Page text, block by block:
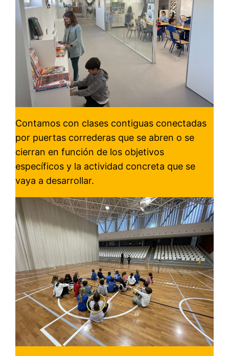
Contamos con clases contiguas conectadas
por puertas correderas que se abren o se
cierran en función de los objetivos
específicos y la actividad concreta que se
vaya a desarrollar.